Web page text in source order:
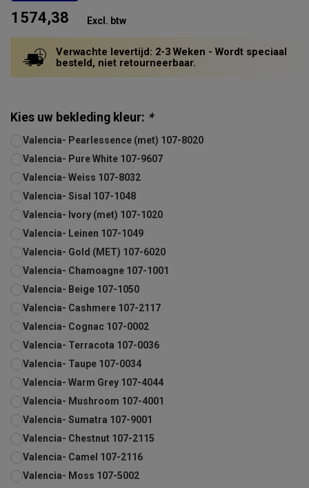
1574,38 Excl. btw
Verwachte levertijd: 2-3 Weken - Wordt speciaal
besteld, niet retourneerbaar.
Kies uw bekleding kleur: *
Valencia- Pearlessence (met) 107-8020
Valencia- Pure White 107-9607
Valencia- Weiss 107-8032
Valencia- Sisal 107-1048
Valencia- Ivory (met) 107-1020
Valencia- Leinen 107-1049
Valencia- Gold (MET) 107-6020
Valencia- Chamoagne 107-1001
Valencia- Beige 107-1050
Valencia- Cashmere 107-2117
Valencia- Cognac 107-0002
Valencia- Terracota 107-0036
Valencia- Taupe 107-0034
Valencia- Warm Grey 107-4044
Valencia- Mushroom 107-4001
Valencia- Sumatra 107-9001
Valencia- Chestnut 107-2115
Valencia- Camel 107-2116
Valencia- Moss 107-5002